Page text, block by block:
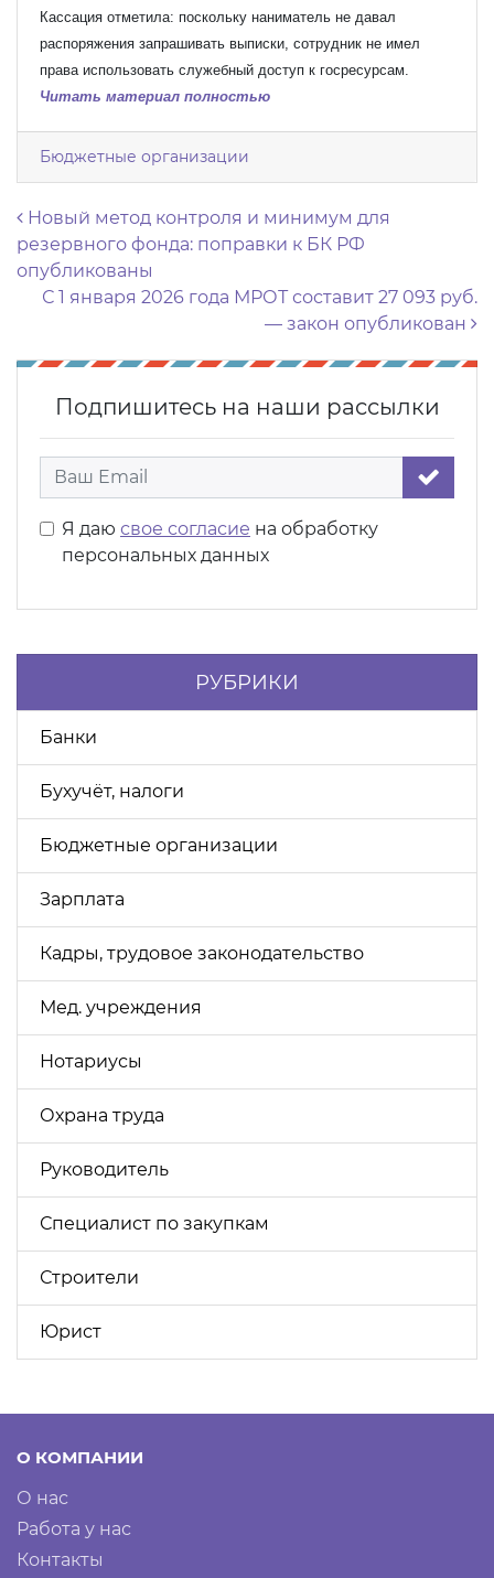
Кассация отметила: поскольку наниматель не давал
распоряжения запрашивать выписки, сотрудник не имел
права использовать служебный доступ к госресурсам.
Читать материал полностью
Бюджетные организации
Навигация по записям
Новый метод контроля и минимум для
резервного фонда: поправки к БК РФ
опубликованы
С 1 января 2026 года МРОТ составит 27 093 руб.
— закон опубликован
Подпишитесь на наши рассылки
Я даю свое согласие на обработку
персональных данных
РУБРИКИ
Банки
Бухучёт, налоги
Бюджетные организации
Зарплата
Кадры, трудовое законодательство
Мед. учреждения
Нотариусы
Охрана труда
Руководитель
Специалист по закупкам
Строители
Юрист
О КОМПАНИИ
О нас
Работа у нас
Контакты